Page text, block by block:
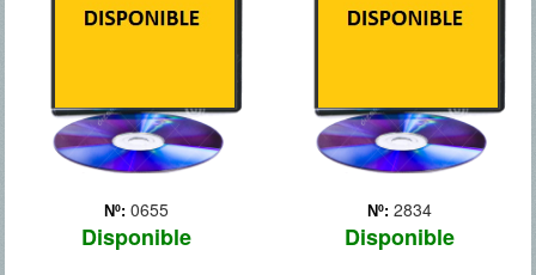
Nº: 0655
Disponible
Nº: 2834
Disponible
cuando los gobiernos de ...